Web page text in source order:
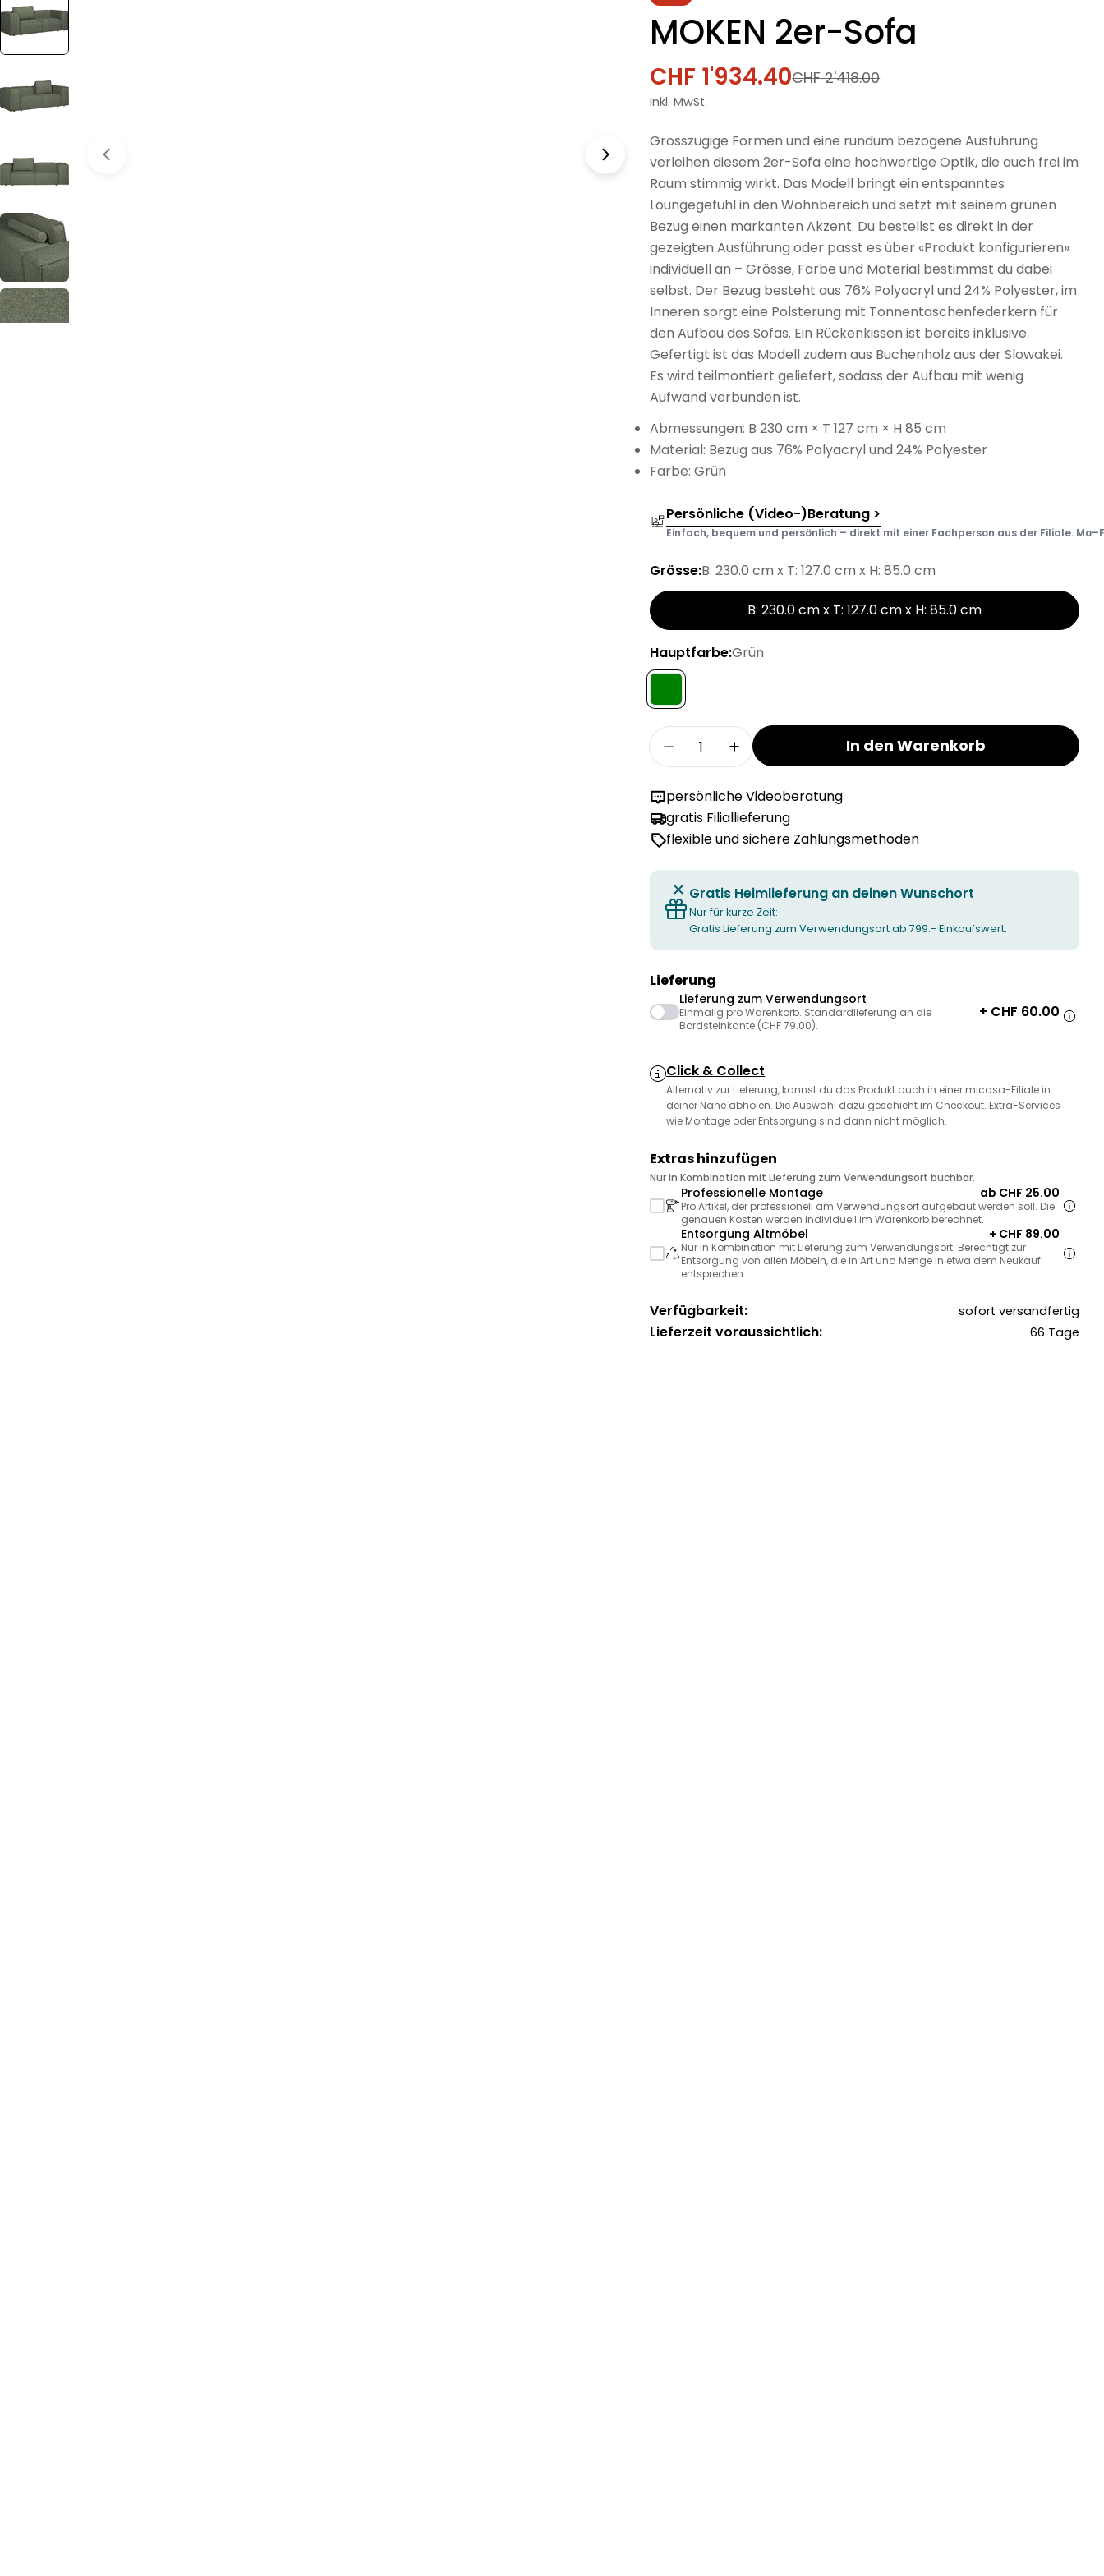
MOKEN 2er-Sofa
Verkaufspreis
CHF 1'934.40
Regulärer
Preis
CHF 2'418.00
Inkl. MwSt.
Grosszügige Formen und eine rundum bezogene Ausführung
verleihen diesem 2er-Sofa eine hochwertige Optik, die auch frei im
Raum stimmig wirkt. Das Modell bringt ein entspanntes
Loungegefühl in den Wohnbereich und setzt mit seinem grünen
Bezug einen markanten Akzent. Du bestellst es direkt in der
gezeigten Ausführung oder passt es über «Produkt konfigurieren»
individuell an – Grösse, Farbe und Material bestimmst du dabei
selbst. Der Bezug besteht aus 76% Polyacryl und 24% Polyester, im
Inneren sorgt eine Polsterung mit Tonnentaschenfederkern für
den Aufbau des Sofas. Ein Rückenkissen ist bereits inklusive.
Gefertigt ist das Modell zudem aus Buchenholz aus der Slowakei.
Es wird teilmontiert geliefert, sodass der Aufbau mit wenig
Aufwand verbunden ist.
Abmessungen: B 230 cm × T 127 cm × H 85 cm
Material: Bezug aus 76% Polyacryl und 24% Polyester
Farbe: Grün
Persönliche (Video-)Beratung >
Einfach, bequem und persönlich – direkt mit einer Fachperson aus der Filiale. Mo–Fr
Grösse:B: 230.0 cm x T: 127.0 cm x H: 85.0 cm
B: 230.0 cm x T: 127.0 cm x H: 85.0 cm
Hauptfarbe:Grün
Menge
Menge für MOKEN 2er-Sofa verringern
Menge für MOKEN 2er-Sofa erhöhen
In den Warenkorb
persönliche Videoberatung
gratis Filiallieferung
flexible und sichere Zahlungsmethoden
Gratis Heimlieferung an deinen Wunschort
Nur für kurze Zeit:
Gratis Lieferung zum Verwendungsort ab 799.- Einkaufswert.
Lieferung
Lieferung zum Verwendungsort
Einmalig pro Warenkorb. Standardlieferung an die
Bordsteinkante (CHF 79.00).
+ CHF 60.00
Click & Collect
Alternativ zur Lieferung, kannst du das Produkt auch in einer micasa-Filiale in
deiner Nähe abholen. Die Auswahl dazu geschieht im Checkout. Extra-Services
wie Montage oder Entsorgung sind dann nicht möglich.
Extras hinzufügen
Nur in Kombination mit Lieferung zum Verwendungsort buchbar.
Professionelle Montage ab CHF 25.00
Pro Artikel, der professionell am Verwendungsort aufgebaut werden soll. Die
genauen Kosten werden individuell im Warenkorb berechnet.
Entsorgung Altmöbel + CHF 89.00
Nur in Kombination mit Lieferung zum Verwendungsort. Berechtigt zur
Entsorgung von allen Möbeln, die in Art und Menge in etwa dem Neukauf
entsprechen.
Verfügbarkeit: sofort versandfertig
Lieferzeit voraussichtlich: 66 Tage